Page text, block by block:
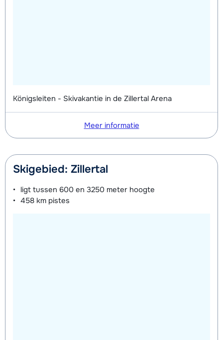
Königsleiten - Skivakantie in de Zillertal Arena
Meer informatie
Skigebied: Zillertal
ligt tussen 600 en 3250 meter hoogte
458 km pistes